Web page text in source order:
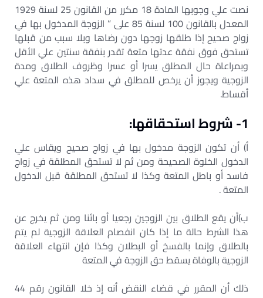
نصت علي وجوبها المادة 18 مكرر من القانون 25 لسنة 1929
المعدل بالقانون 100 لسنة 85 على ” الزوجة المدخول بها في
زواج صحيح إذا طلقها زوجها دون رضاها وبلا سبب من قبلها
تستحق فوق نفقة عدتها متعة تقدر بنفقة سنتين علي الأقل
وبمراعاة حال المطلق يسرا أو عسرا وظروف الطلاق ومدة
الزوجية ويجوز أن يرخص للمطلق في سداد هذه المتعة علي
أقساط.
1- شروط استحقاقها:
أ) أن تكون الزوجة مدخول بها في زواج صحيح ويقاس علي
الدخول الخلوة الصحيحة ومن ثم لا تستحق المطلقة في زواج
فاسد أو باطل المتعة وكذا لا تستحق المطلقة قبل الدخول
المتعة .
ب)أن يقع الطلاق بين الزوجين رجعيا أو بائنا ومن ثم يخرج عن
هذا الشرط حالة ما إذا كان انفصام العلاقة الزوجية لم يتم
بالطلاق وإنما بالفسخ أو البطلان وكذا فإن انتهاء العلاقة
الزوجية بالوفاة يسقط حق الزوجة في المتعة
ذلك أن المقرر في قضاء النقض أنه إذ خلا القانون رقم 44